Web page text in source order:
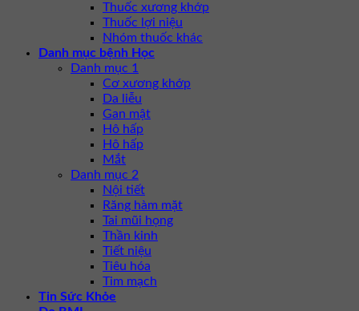
Thuốc xương khớp
Thuốc lợi niệu
Nhóm thuốc khác
Danh mục bệnh Học
Danh mục 1
Cơ xương khớp
Da liễu
Gan mật
Hô hấp
Hô hấp
Mắt
Danh mục 2
Nội tiết
Răng hàm mặt
Tai mũi họng
Thần kinh
Tiết niệu
Tiêu hóa
Tim mạch
Tin Sức Khỏe